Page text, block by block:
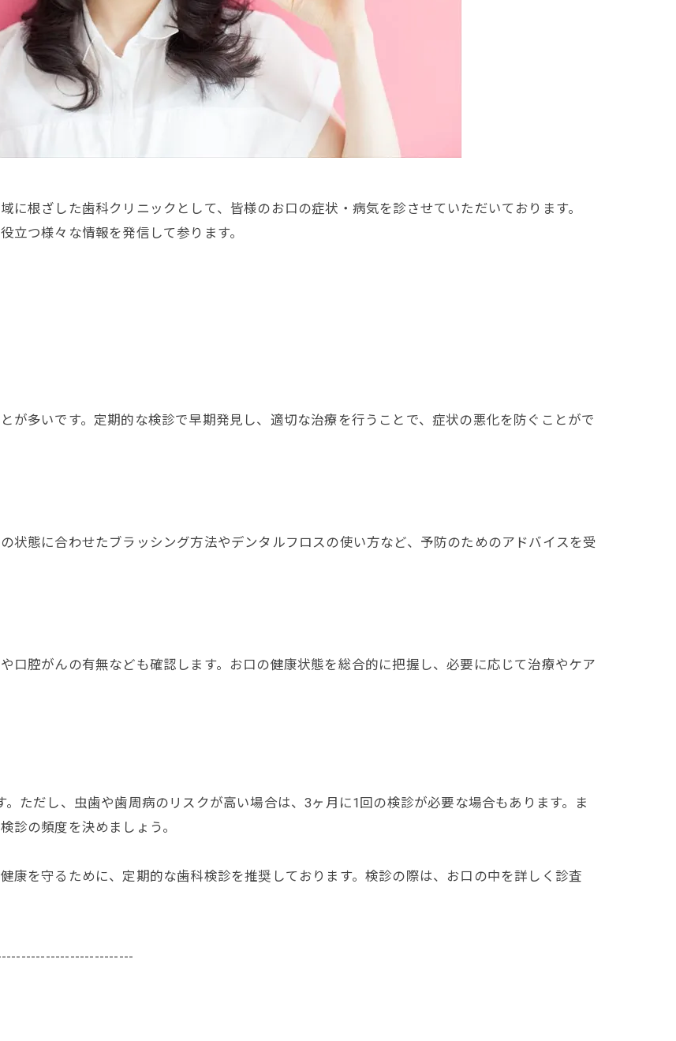
に根ざした歯科クリニックとして、皆様のお口の症状・病気を診させていただいております。
立つ様々な情報を発信して参ります。
が多いです。定期的な検診で早期発見し、適切な治療を行うことで、症状の悪化を防ぐことがで
状態に合わせたブラッシング方法やデンタルフロスの使い方など、予防のためのアドバイスを受
口腔がんの有無なども確認します。お口の健康状態を総合的に把握し、必要に応じて治療やケア
ただし、虫歯や歯周病のリスクが高い場合は、3ヶ月に1回の検診が必要な場合もあります。ま
診の頻度を決めましょう。
康を守るために、定期的な歯科検診を推奨しております。検診の際は、お口の中を詳しく診査